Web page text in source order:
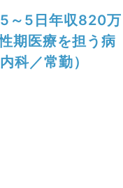
～5日年収820万
期医療を担う病
科／常勤）